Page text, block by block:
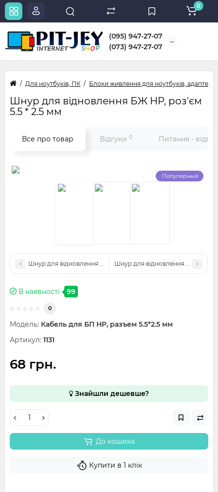
(095) 947-27-07
(073) 947-27-07
0
Для ноутбуків, ПК Блоки живлення для ноутбуків, адаптери
Шнур для відновлення БЖ HP, роз'єм
5.5 * 2.5 мм
Все про товар Відгуки 0 Питання -
Популярный
Шнур для відновлення БЖ Toshiba, роз'єм 5.5x2.5 мм
Шнур для відновлення БЖ
В наявності 99
0
Модель: Кабель для БП HP, разъем 5.5*2.5 мм
Артикул: 1131
68 грн.
Знайшли дешевше?
До кошика
Купити в 1 клік